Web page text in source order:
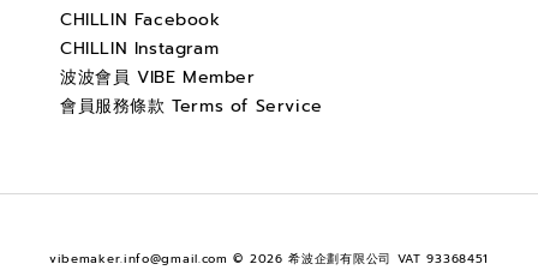
CHILLIN Facebook
CHILLIN Instagram
波波會員 VIBE Member
會員服務條款 Terms of Service
vibemaker.info@gmail.com © 2026 希波企劃有限公司 VAT 93368451